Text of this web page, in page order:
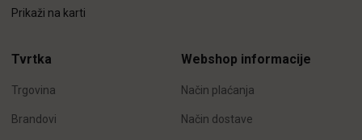
Prikaži na karti
Tvrtka
Trgovina
Brandovi
Webshop informacije
Način plaćanja
Način dostave